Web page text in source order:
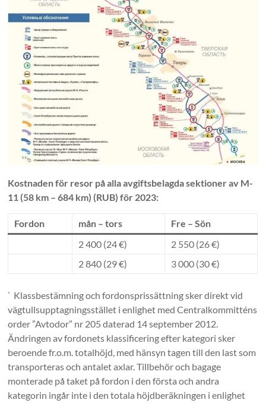
Kostnaden för resor på alla avgiftsbelagda sektioner av M-
11 (58 km – 684 km) (RUB) för 2023:
Fordon mån – tors
Fre – Sön
2 400 (24 €)
2 550 (26 €)
2 840 (29 €)
3 000 (30 €)
*
Klassbestämning och fordonsprissättning sker direkt vid
vägtullsupptagningsstället i enlighet med Centralkommitténs
order ”Avtodor” nr 205 daterad 14 september 2012.
Ändringen av fordonets klassificering efter kategori sker
beroende fr.o.m. totalhöjd, med hänsyn tagen till den last som
transporteras och antalet axlar. Tillbehör och bagage
monterade på taket på fordon i den första och andra
kategorin ingår inte i den totala höjdberäkningen i enlighet